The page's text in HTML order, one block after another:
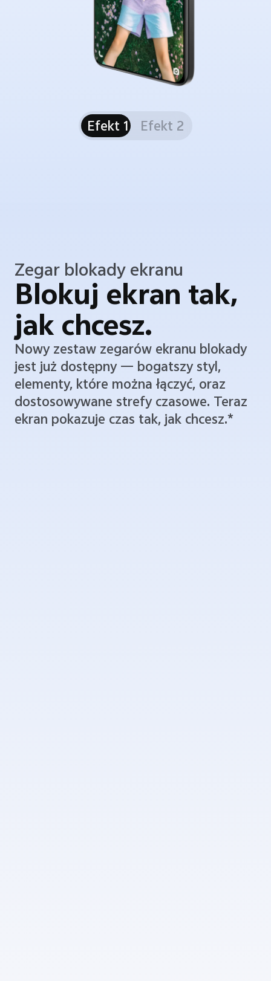
Efekt 1 Efekt 2
Zegar blokady ekranu
Blokuj ekran tak,
jak chcesz.
Nowy zestaw zegarów ekranu blokady
jest już dostępny — bogatszy styl,
elementy, które można łączyć, oraz
dostosowywane strefy czasowe. Teraz
ekran pokazuje czas tak, jak chcesz.*